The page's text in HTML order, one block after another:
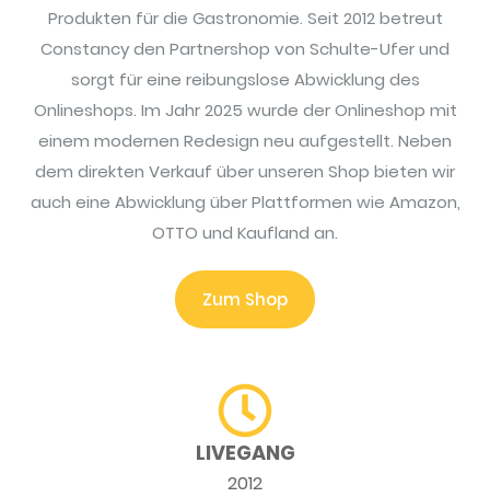
Produkten für die Gastronomie. Seit 2012 betreut
Constancy den Partnershop von Schulte-Ufer und
sorgt für eine reibungslose Abwicklung des
Onlineshops. Im Jahr 2025 wurde der Onlineshop mit
einem modernen Redesign neu aufgestellt. Neben
dem direkten Verkauf über unseren Shop bieten wir
auch eine Abwicklung über Plattformen wie Amazon,
OTTO und Kaufland an.
Zum Shop
LIVEGANG
2012